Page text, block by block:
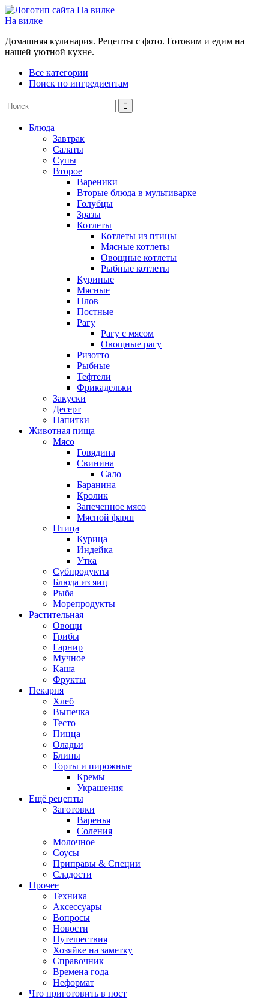
На вилке
Домашняя кулинария. Рецепты с фото. Готовим и едим на
нашей уютной кухне.
Все категории
Поиск по ингредиентам
Блюда
Завтрак
Салаты
Супы
Второе
Вареники
Вторые блюда в мультиварке
Голубцы
Зразы
Котлеты
Котлеты из птицы
Мясные котлеты
Овощные котлеты
Рыбные котлеты
Куриные
Мясные
Плов
Постные
Рагу
Рагу с мясом
Овощные рагу
Ризотто
Рыбные
Тефтели
Фрикадельки
Закуски
Десерт
Напитки
Животная пища
Мясо
Говядина
Свинина
Сало
Баранина
Кролик
Запеченное мясо
Мясной фарш
Птица
Курица
Индейка
Утка
Субпродукты
Блюда из яиц
Рыба
Морепродукты
Растительная
Овощи
Грибы
Гарнир
Мучное
Каша
Фрукты
Пекарня
Хлеб
Выпечка
Тесто
Пицца
Оладьи
Блины
Торты и пирожные
Кремы
Украшения
Ещё рецепты
Заготовки
Варенья
Соления
Молочное
Соусы
Приправы & Специи
Сладости
Прочее
Техника
Аксессуары
Вопросы
Новости
Путешествия
Хозяйке на заметку
Справочник
Времена года
Неформат
Что приготовить в пост